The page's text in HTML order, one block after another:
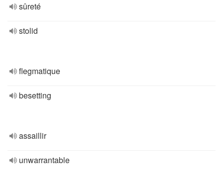
sûreté
stolid
flegmatique
besetting
assaillir
unwarrantable